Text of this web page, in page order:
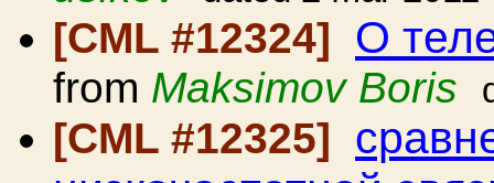
[CML #12324] О
from Maksimov Boris
[CML #12325]